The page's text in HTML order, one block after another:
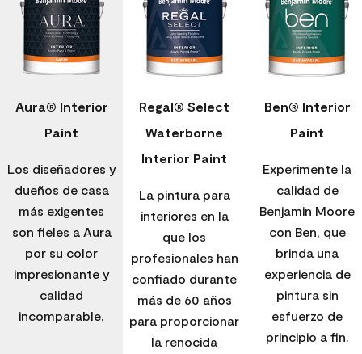
Aura® Interior
Paint
Los diseñadores y
dueños de casa
más exigentes
son fieles a Aura
por su color
impresionante y
calidad
incomparable.
Regal® Select
Waterborne
Interior Paint
La pintura para
interiores en la
que los
profesionales han
confiado durante
más de 60 años
para proporcionar
la renocida
Ben® Interior
Paint
Experimente la
calidad de
Benjamin Moore
con Ben, que
brinda una
experiencia de
pintura sin
esfuerzo de
principio a fin.